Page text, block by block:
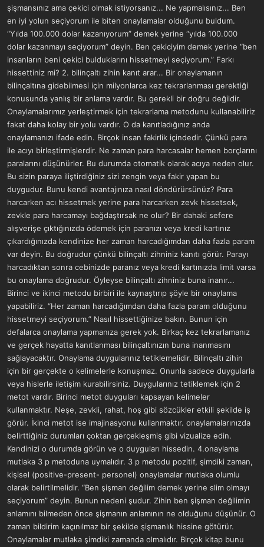
şişmansınız ama çekici olmak istiyorsanız... Ne yapmalısınız... Ben
en iyi yolun seçiyorum ile biten onaylamalar olduğunu buldum.
“Yılda 100.000 dolar kazanıyorum” demek yerine “yılda 100.000
dolar kazanmayı seçiyorum” deyin. Ben çekiciyim demek yerine “ben
insanların beni çekici bulduklarını hissetmeyi seçiyorum.” Farkı
hissettiniz mi? 2. bilinçaltı zihin kanıt arar... Bir onaylamanın
bilinçaltına gidebilmesi için milyonlarca kez tekrarlanması gerektiği
konusunda yanlış bir anlama vardır. Bu gerekli bir doğru değildir.
Onaylamalarımız yerleştirmek için tekrarlama metodunu kullanabiliriz
fakat daha kolay bir yolu vardır. O da kanıtladığınız anda
onaylamanızı ifade edin. Birçok insan fakirlik içindedir. Çünkü para
ile acıyı birleştirmişlerdir. Ne zaman para harcasalar hemen borçlarını
paralarını düşünürler. Bu durumda otomatik olarak acıya neden olur.
Bu sizin paraya iliştirdiğiniz sizi zengin veya fakir yapan bu
duygudur. Bunu kendi avantajınıza nasıl döndürürsünüz? Para
harcarken acı hissetmek yerine para harcarken zevk hissetsek,
zevkle para harcamayı bağdaştırsak ne olur? Bir dahaki sefere
alışverişe çıktığınızda ödemek için paranızı veya kredi kartınız
çıkardığınızda kendinize her zaman harcadığımdan daha fazla param
var deyin. Bu doğrudur çünkü bilinçaltı zihniniz kanıtı görür. Parayı
harcadıktan sonra cebinizde paranız veya kredi kartınızda limit varsa
bu onaylama doğrudur. Öyleyse bilinçaltı zihniniz buna inanır...
Birinci ve ikinci metodu birbiri ile kaynaştırıp şöyle bir onaylama
yapabiliriz. “Her zaman harcadığımdan daha fazla param olduğunu
hissetmeyi seçiyorum.” Nasıl hissettiğinize bakın. Bunun için
defalarca onaylama yapmanıza gerek yok. Birkaç kez tekrarlamanız
ve gerçek hayatta kanıtlanması bilinçaltınızın buna inanmasını
sağlayacaktır. Onaylama duygularınız tetiklemelidir. Bilinçaltı zihin
için bir gerçekte o kelimelerle konuşmaz. Onunla sadece duygularla
veya hislerle iletişim kurabilirsiniz. Duygularınız tetiklemek için 2
metot vardır. Birinci metot duyguları kapsayan kelimeler
kullanmaktır. Neşe, zevkli, rahat, hoş gibi sözcükler etkili şekilde iş
görür. İkinci metot ise imajinasyonu kullanmaktır. onaylamalarınızda
belirttiğiniz durumları çoktan gerçekleşmiş gibi vizualize edin.
Kendinizi o durumda görün ve o duyguları hissedin. 4.onaylama
mutlaka 3 p metoduna uymalıdır. 3 p metodu pozitif, şimdiki zaman,
kişisel (positive-present- personel) onaylamalar mutlaka olumlu
olarak belirtilmelidir. “Ben şişman değilim demek yerine slim olmayı
seçiyorum” deyin. Bunun nedeni şudur. Zihin ben şişman değilimin
anlamını bilmeden önce şişmanın anlamının ne olduğunu düşünür. O
zaman bildirim kaçınılmaz bir şekilde şişmanlık hissine götürür.
Onaylamalar mutlaka şimdiki zamanda olmalıdır. Birçok kitap bunu